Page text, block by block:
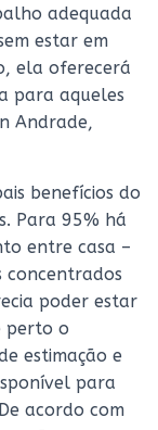
adequada
estar em
ela oferecerá
para aqueles
Andrade,
benefícios do
Para 95% há
entre casa –
concentrados
poder estar
perto o
estimação e
para
acordo com